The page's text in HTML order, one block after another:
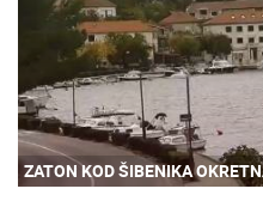
ZATON KOD ŠIBENIKA